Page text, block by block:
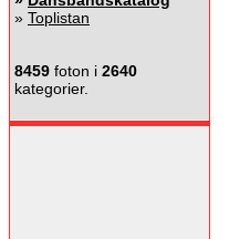
» Toplistan
8459 foton i 2640
kategorier.